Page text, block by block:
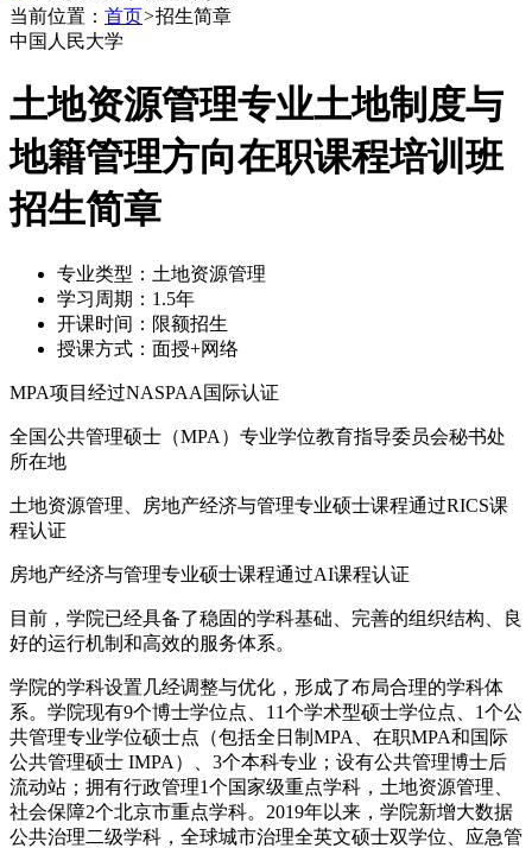
当前位置： 首页>招生简章
中国人民大学
土地资源管理专业土地制度与
地籍管理方向在职课程培训班
招生简章
专业类型： 土地资源管理
学习周期： 1.5年
开课时间： 限额招生
授课方式： 面授+网络
MPA项目经过NASPAA国际认证
全国公共管理硕士（MPA）专业学位教育指导委员会秘书处
所在地
土地资源管理、房地产经济与管理专业硕士课程通过RICS课
程认证
房地产经济与管理专业硕士课程通过AI课程认证
目前，学院已经具备了稳固的学科基础、完善的组织结构、良
好的运行机制和高效的服务体系。
学院的学科设置几经调整与优化，形成了布局合理的学科体
系。学院现有9个博士学位点、11个学术型硕士学位点、1个公
共管理专业学位硕士点（包括全日制MPA、在职MPA和国际
公共管理硕士 IMPA）、3个本科专业；设有公共管理博士后
流动站；拥有行政管理1个国家级重点学科，土地资源管理、
社会保障2个北京市重点学科。2019年以来，学院新增大数据
公共治理二级学科，全球城市治理全英文硕士双学位、应急管